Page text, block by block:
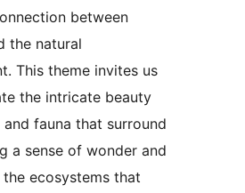
between
the natural
This theme invites us
the intricate beauty
fauna that surround
a sense of wonder and
ecosystems that